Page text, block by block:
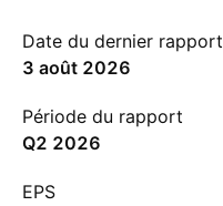
Date du dernier rapport
3 août 2026
Période du rapport
Q2 2026
EPS